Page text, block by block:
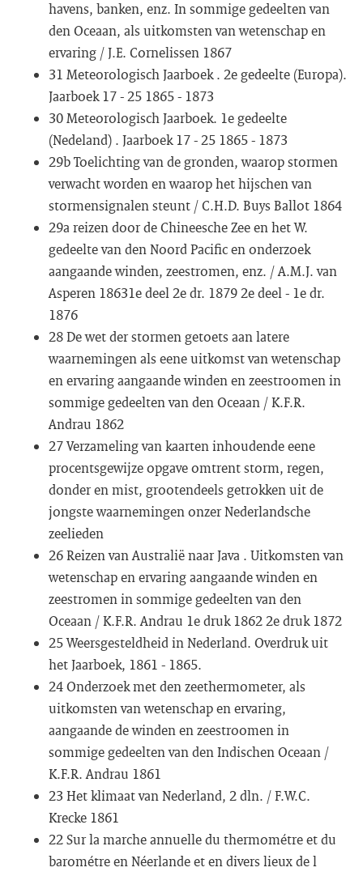
havens, banken, enz. In sommige gedeelten van
den Oceaan, als uitkomsten van wetenschap en
ervaring / J.E. Cornelissen 1867
31 Meteorologisch Jaarboek . 2e gedeelte (Europa).
Jaarboek 17 - 25 1865 - 1873
30 Meteorologisch Jaarboek. 1e gedeelte
(Nedeland) . Jaarboek 17 - 25 1865 - 1873
29b Toelichting van de gronden, waarop stormen
verwacht worden en waarop het hijschen van
stormensignalen steunt / C.H.D. Buys Ballot 1864
29a reizen door de Chineesche Zee en het W.
gedeelte van den Noord Pacific en onderzoek
aangaande winden, zeestromen, enz. / A.M.J. van
Asperen 18631e deel 2e dr. 1879 2e deel - 1e dr.
1876
28 De wet der stormen getoets aan latere
waarnemingen als eene uitkomst van wetenschap
en ervaring aangaande winden en zeestroomen in
sommige gedeelten van den Oceaan / K.F.R.
Andrau 1862
27 Verzameling van kaarten inhoudende eene
procentsgewijze opgave omtrent storm, regen,
donder en mist, grootendeels getrokken uit de
jongste waarnemingen onzer Nederlandsche
zeelieden
26 Reizen van Australië naar Java . Uitkomsten van
wetenschap en ervaring aangaande winden en
zeestromen in sommige gedeelten van den
Oceaan / K.F.R. Andrau 1e druk 1862 2e druk 1872
25 Weersgesteldheid in Nederland. Overdruk uit
het Jaarboek, 1861 - 1865.
24 Onderzoek met den zeethermometer, als
uitkomsten van wetenschap en ervaring,
aangaande de winden en zeestroomen in
sommige gedeelten van den Indischen Oceaan /
K.F.R. Andrau 1861
23 Het klimaat van Nederland, 2 dln. / F.W.C.
Krecke 1861
22 Sur la marche annuelle du thermométre et du
barométre en Néerlande et en divers lieux de l